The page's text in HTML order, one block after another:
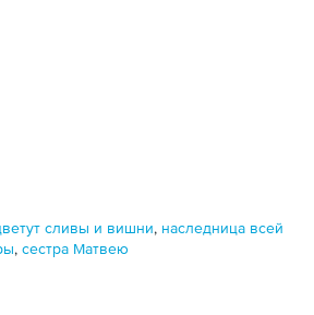
сливы и вишни, наследница всей
, сестра Матвею